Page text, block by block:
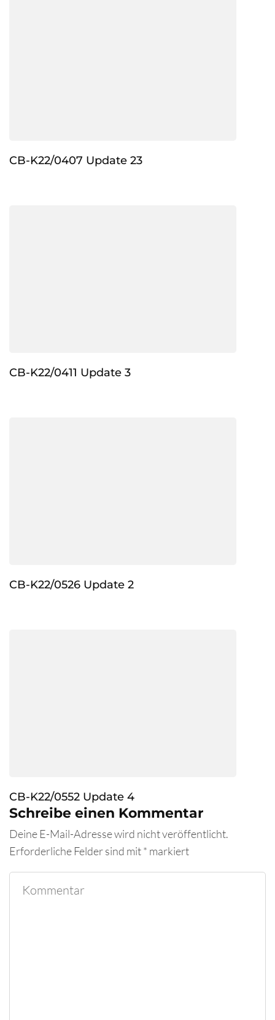
CB-K22/0407 Update 23
CB-K22/0411 Update 3
CB-K22/0526 Update 2
CB-K22/0552 Update 4
Schreibe einen Kommentar
Deine E-Mail-Adresse wird nicht veröffentlicht.
Erforderliche Felder sind mit* markiert